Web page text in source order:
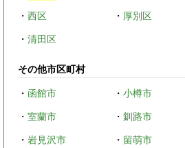
・ 西区 ・ 厚別区
・ 清田区
その他市区町村
・ 函館市 ・ 小樽市
・ 室蘭市 ・ 釧路市
・ 岩見沢市 ・ 留萌市